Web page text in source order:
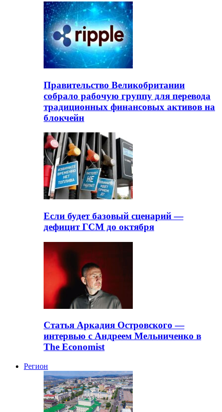
Правительство Великобритании
собрало рабочую группу для перевода
традиционных финансовых активов на
блокчейн
Если будет базовый сценарий —
дефицит ГСМ до октября
Статья Аркадия Островского —
интервью с Андреем Мельниченко в
The Economist
Регион